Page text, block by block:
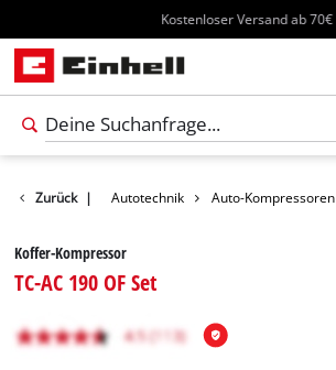
Kostenloser Versand ab 70€
Zurück |
Freizeit Autotechnik Auto-Kompressoren
Koffer-Kompressor
TC-AC 190 OF Set